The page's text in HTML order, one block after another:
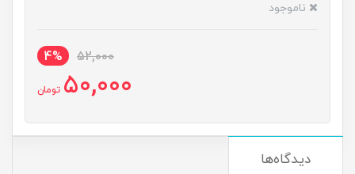
ناموجود
52,000
4%
50,000 تومان
دیدگاه‌ها